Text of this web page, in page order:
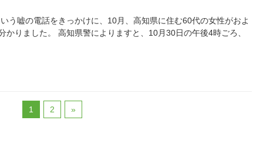
う嘘の電話をきっかけに、10月、高知県に住む60代の女性がおよ
りました。 高知県警によりますと、10月30日の午後4時ごろ、
1 2 »